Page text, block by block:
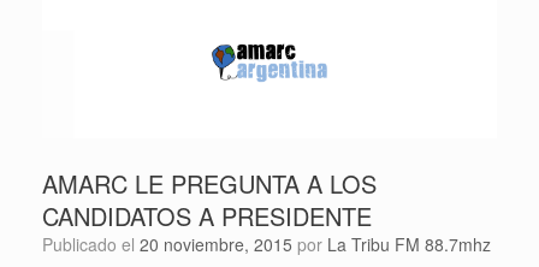
AMARC LE PREGUNTA A LOS
CANDIDATOS A PRESIDENTE
Publicado el 20 noviembre, 2015 por La Tribu FM 88.7mhz